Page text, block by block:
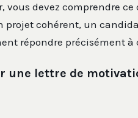
vous devez comprendre
cohérent, un
répondre précisément à
une lettre de